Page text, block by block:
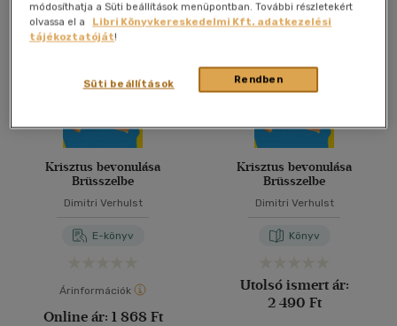
Alkalmaz
Krisztus bevonulása
Brüsszelbe
Dimitri Verhulst
E-könyv
Árinformációk
Online ár: 1 868 Ft
Krisztus bevonulása
Brüsszelbe
Dimitri Verhulst
Könyv
Utolsó ismert ár:
2 490 Ft
módosíthatja a Süti beállítások menüpontban. További részletekért
olvassa el a
Libri Könyvkereskedelmi Kft. adatkezelési
tájékoztatóját!
Rendben
Süti beállítások